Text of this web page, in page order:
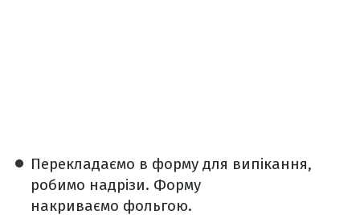
Перекладаємо в форму для випікання,
робимо надрізи. Форму
накриваємо фольгою.